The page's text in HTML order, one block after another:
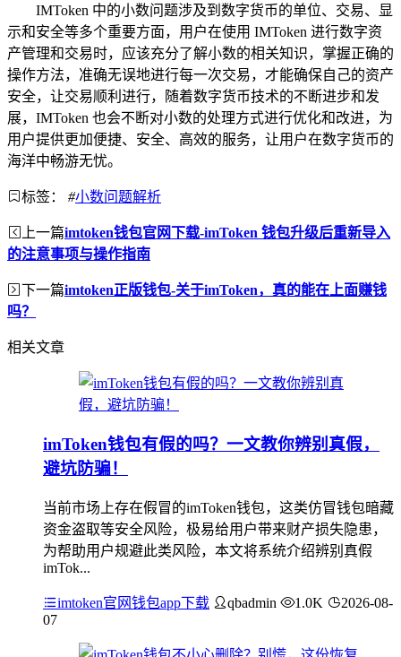
IMToken 中的小数问题涉及到数字货币的单位、交易、显
示和安全等多个重要方面，用户在使用 IMToken 进行数字资
产管理和交易时，应该充分了解小数的相关知识，掌握正确的
操作方法，准确无误地进行每一次交易，才能确保自己的资产
安全，让交易顺利进行，随着数字货币技术的不断进步和发
展，IMToken 也会不断对小数的处理方式进行优化和改进，为
用户提供更加便捷、安全、高效的服务，让用户在数字货币的
海洋中畅游无忧。
标签： #小数问题解析
上一篇imtoken钱包官网下载-imToken 钱包升级后重新导入
的注意事项与操作指南
下一篇imtoken正版钱包-关于imToken，真的能在上面赚钱
吗？
相关文章
imToken钱包有假的吗？一文教你辨别真假，
避坑防骗！
当前市场上存在假冒的imToken钱包，这类仿冒钱包暗藏
资金盗取等安全风险，极易给用户带来财产损失隐患，
为帮助用户规避此类风险，本文将系统介绍辨别真假
imTok...
imtoken官网钱包app下载 qbadmin 1.0K
2026-08-
07